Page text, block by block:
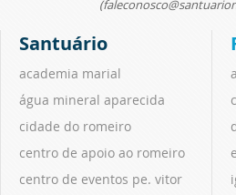
Santuário
academia marial
água mineral aparecida
cidade do romeiro
centro de apoio ao romeiro
centro de eventos pe. vitor